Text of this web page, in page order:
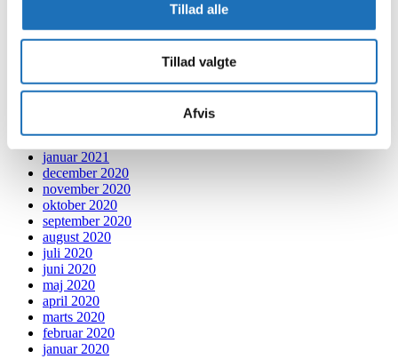
Tillad alle
Tillad valgte
Afvis
september 2021
august 2021
maj 2021
januar 2021
december 2020
november 2020
oktober 2020
september 2020
august 2020
juli 2020
juni 2020
maj 2020
april 2020
marts 2020
februar 2020
januar 2020